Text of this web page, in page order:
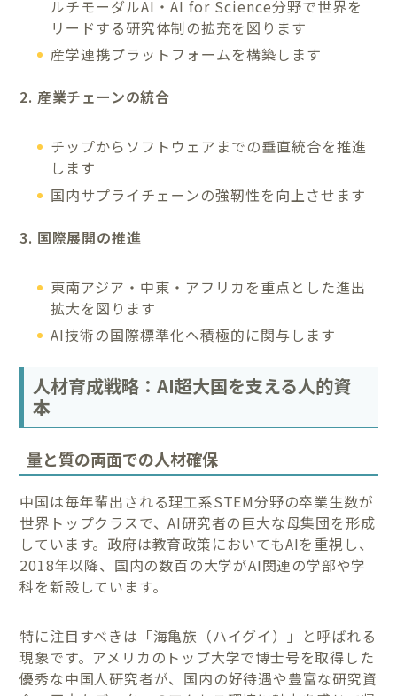
ルチモーダルAI・AI for Science分野で世界を
リードする研究体制の拡充を図ります
産学連携プラットフォームを構築します
2. 産業チェーンの統合
チップからソフトウェアまでの垂直統合を推進
します
国内サプライチェーンの強靭性を向上させます
3. 国際展開の推進
東南アジア・中東・アフリカを重点とした進出
拡大を図ります
AI技術の国際標準化へ積極的に関与します
人材育成戦略：AI超大国を支える人的資
本
量と質の両面での人材確保
中国は毎年輩出される理工系STEM分野の卒業生数が
世界トップクラスで、AI研究者の巨大な母集団を形成
しています。政府は教育政策においてもAIを重視し、
2018年以降、国内の数百の大学がAI関連の学部や学
科を新設しています。
特に注目すべきは「海亀族（ハイグイ）」と呼ばれる
現象です。アメリカのトップ大学で博士号を取得した
優秀な中国人研究者が、国内の好待遇や豊富な研究資